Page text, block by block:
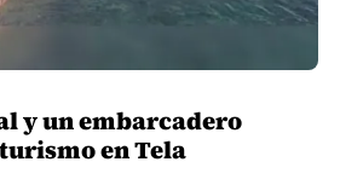
y un embarcadero
en Tela